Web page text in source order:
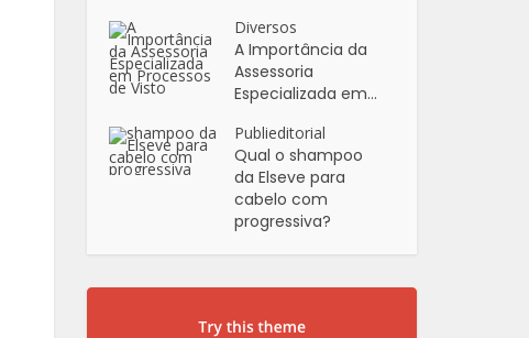
Diversos
A Importância da
Assessoria
Especializada em...
Publieditorial
Qual o shampoo
da Elseve para
cabelo com
progressiva?